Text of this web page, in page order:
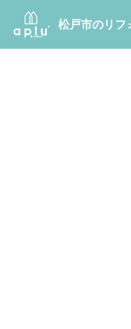
松戸市のリフ